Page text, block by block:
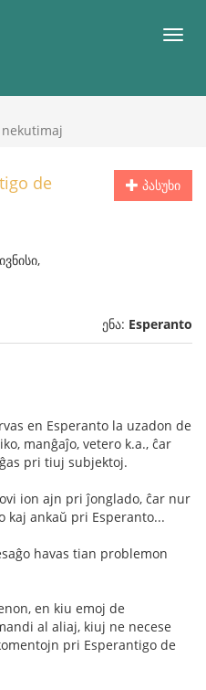
მენიუ
პასუხი
de
ენა: Esperanto
en Esperanto la uzadon de
manĝaĵo, vetero k.a., ĉar
pri tiuj subjektoj.
ion ajn pri ĵonglado, ĉar nur
ankaŭ pri Esperanto...
havas tian problemon
en kiu emoj de
al aliaj, kiuj ne necese
pri Esperantigo de